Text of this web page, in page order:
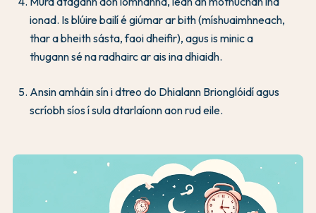
ionad. Is blúire bailí é giúmar ar bith (míshuaimhneach,
thar a bheith sásta, faoi dheifir), agus is minic a
thugann sé na radhairc ar ais ina dhiaidh.
Ansin amháin sín i dtreo do Dhialann Brionglóidí agus
scríobh síos í sula dtarlaíonn aon rud eile.